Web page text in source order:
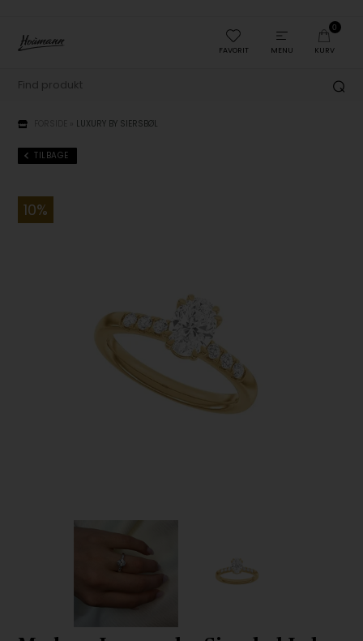
FAVORIT MENU
0
KURV
LUXURY BY SIERSBØL
TILBAGE
10%